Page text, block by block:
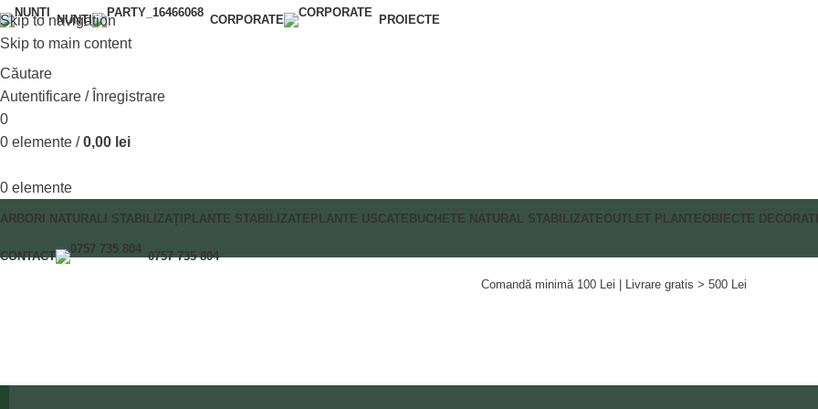
Skip to navigation
Skip to main content
NUNȚI CORPORATE PROIECTE
Căutare
Autentificare / Înregistrare
0
0 elemente / 0,00 lei
0 elemente
ARBORI NATURALI STABILIZAȚI PLANTE STABILIZATEPLANTE USCATEBUCHETE NATURAL STABILIZATEOUTLET PLANTEOBIECTE
CONTACT 0757 735 804
Comandă minimă 100 Lei | Livrare gratis > 500 Lei